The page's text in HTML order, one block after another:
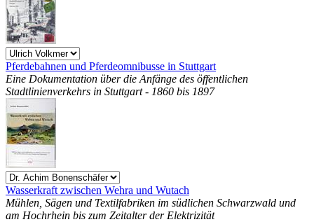
Pferdebahnen und Pferdeomnibusse in Stuttgart
Eine Dokumentation über die Anfänge des öffentlichen
Stadtlinienverkehrs in Stuttgart - 1860 bis 1897
Wasserkraft zwischen Wehra und Wutach
Mühlen, Sägen und Textilfabriken im südlichen Schwarzwald und
am Hochrhein bis zum Zeitalter der Elektrizität